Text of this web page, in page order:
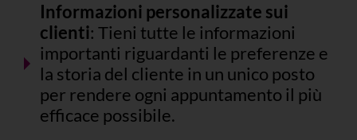
Informazioni personalizzate sui
clienti: Tieni tutte le informazioni
importanti riguardanti le preferenze e
la storia del cliente in un unico posto
per rendere ogni appuntamento il più
efficace possibile.